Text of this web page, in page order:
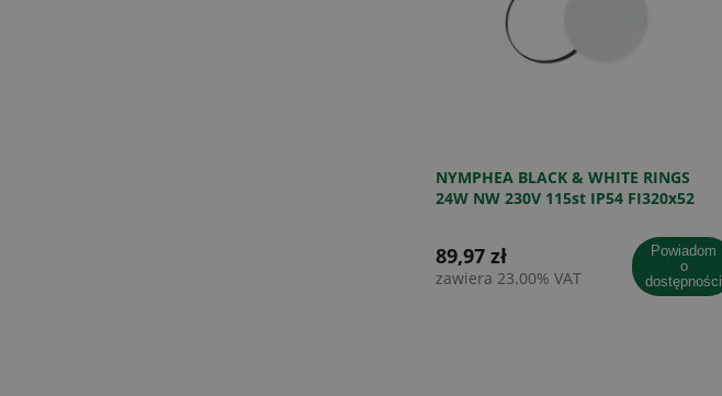
NYMPHEA BLACK & WHITE RINGS
24W NW 230V 115st IP54 FI320x52
89,97 zł
zawiera 23.00% VAT
powiadom
o
dostępności